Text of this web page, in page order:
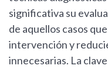
significativa su
de aquellos casos
intervención y
innecesarias. La